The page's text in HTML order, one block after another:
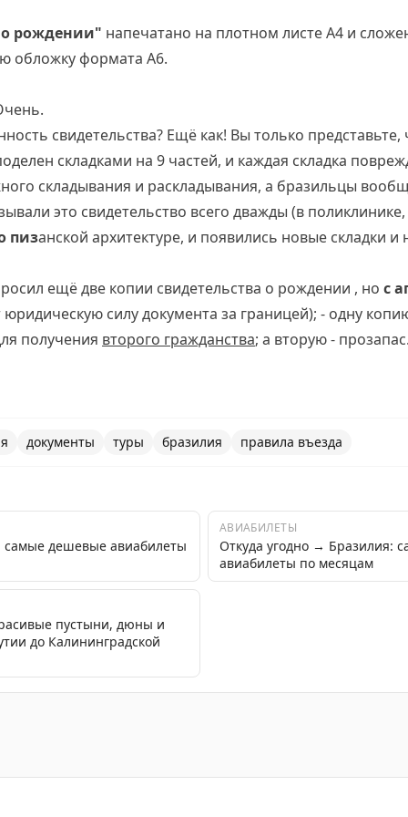
о рождении" напечатано на плотном листе А4 и
обложку формата А6.
свидетельства? Ещё как! Вы только
складками на 9 частей, и каждая складка
складывания и раскладывания, а бразильцы
это свидетельство всего дважды (в
пизанской архитектуре, и появились новые складки и
ещё две копии свидетельства о рождении , но с
силу документа за границей); - одну
получения второго гражданства; а вторую -
документы туры бразилия правила въезда
самые дешевые авиабилеты
АВИАБИЛЕТЫ
Откуда угодно → Бразилия:
авиабилеты по месяцам
пустыни, дюны и
до Калининградской